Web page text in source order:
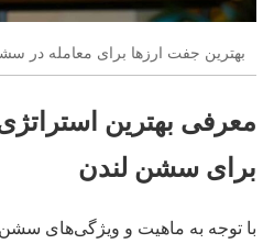
بهترین جفت ارزها برای معامله در
معرفی بهترین
برای سشن لندن
با توجه به ماهیت و ویژگی‌های